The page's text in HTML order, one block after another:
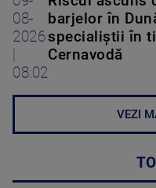
08-
2026
|
08:02
barjelor în
specialiștii în
Cernavodă
VEZI